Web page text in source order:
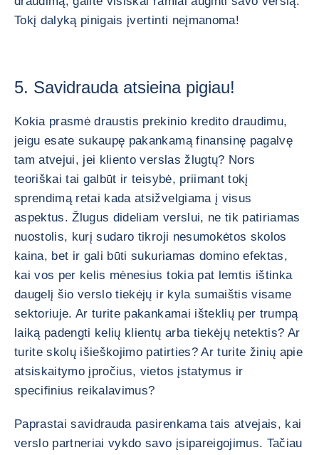
Tokį dalyką pinigais įvertinti neįmanoma!
5. Savidrauda atsieina pigiau!
Kokia prasmė draustis prekinio kredito draudimu,
jeigu esate sukaupę pakankamą finansinę pagalvę
tam atvejui, jei kliento verslas žlugtų? Nors
teoriškai tai galbūt ir teisybė, priimant tokį
sprendimą retai kada atsižvelgiama į visus
aspektus. Žlugus dideliam verslui, ne tik patiriamas
nuostolis, kurį sudaro tikroji nesumokėtos skolos
kaina, bet ir gali būti sukuriamas domino efektas,
kai vos per kelis mėnesius tokia pat lemtis ištinka
daugelį šio verslo tiekėjų ir kyla sumaištis visame
sektoriuje. Ar turite pakankamai išteklių per trumpą
laiką padengti kelių klientų arba tiekėjų netektis? Ar
turite skolų išieškojimo patirties? Ar turite žinių apie
atsiskaitymo įpročius, vietos įstatymus ir
specifinius reikalavimus?
Paprastai savidrauda pasirenkama tais atvejais, kai
verslo partneriai vykdo savo įsipareigojimus. Tačiau